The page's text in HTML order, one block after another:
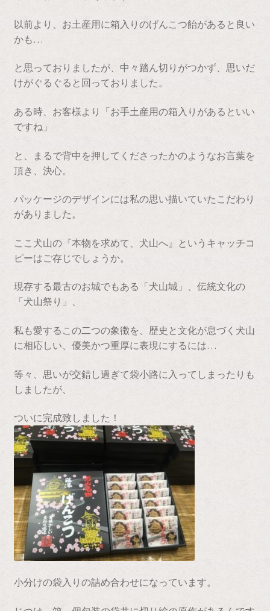
以前より、お土産用に箱入りのげんこつ飴があると良い
かも…
と思っておりましたが、中々踏ん切りがつかず、思いだ
けがぐるぐると回っておりました。
ある時、お客様より「お手土産用の箱入りがあるといい
ですね」
と、まるで背中を押してくださったかのようなお言葉を
頂き、決心。
パッケージのデザインには私の思い描いていたこだわり
がありました。
ここ犬山の『本物を求めて、犬山へ』というキャッチコ
ピーはご存じでしょうか。
現存する最古のお城でもある「犬山城」、伝統文化の
「犬山祭り」、
私も愛するこの二つの象徴を、歴史と文化が息づく犬山
に相応しい、優美かつ重厚に表現にするには…
等々、思いが交錯し過ぎて袋小路に入ってしまったりも
しましたが、
ついに完成致しました！
小分けの袋入りの詰め合わせになっています。